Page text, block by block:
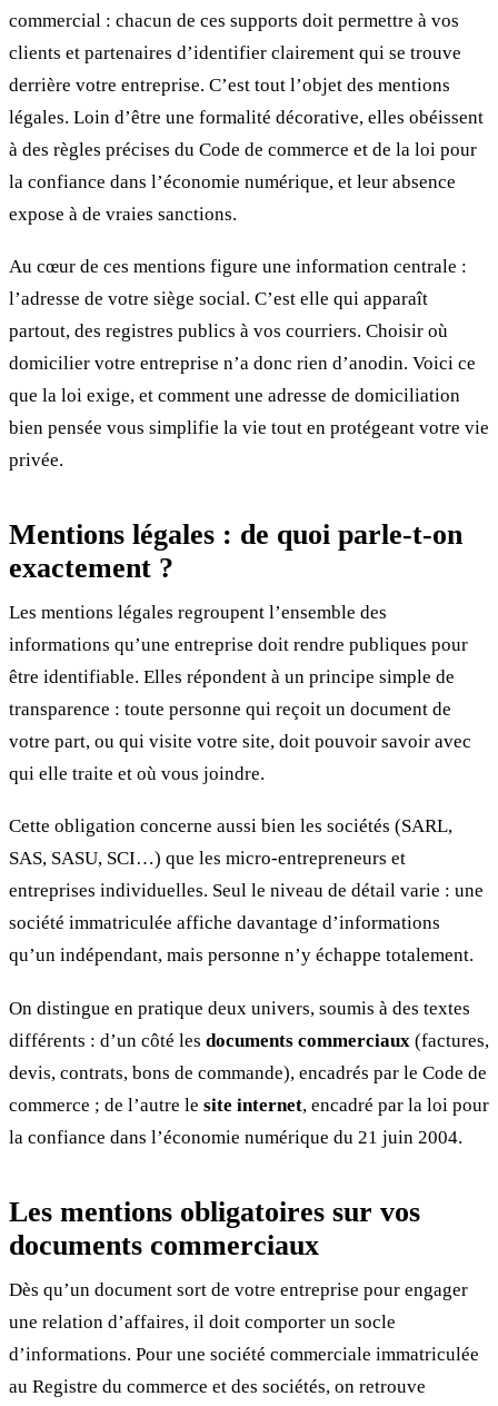
commercial : chacun de ces supports doit permettre à vos
clients et partenaires d’identifier clairement qui se trouve
derrière votre entreprise. C’est tout l’objet des mentions
légales. Loin d’être une formalité décorative, elles obéissent
à des règles précises du Code de commerce et de la loi pour
la confiance dans l’économie numérique, et leur absence
expose à de vraies sanctions.
Au cœur de ces mentions figure une information centrale :
l’adresse de votre siège social. C’est elle qui apparaît
partout, des registres publics à vos courriers. Choisir où
domicilier votre entreprise n’a donc rien d’anodin. Voici ce
que la loi exige, et comment une adresse de domiciliation
bien pensée vous simplifie la vie tout en protégeant votre vie
privée.
Mentions légales : de quoi parle-t-on
exactement ?
Les mentions légales regroupent l’ensemble des
informations qu’une entreprise doit rendre publiques pour
être identifiable. Elles répondent à un principe simple de
transparence : toute personne qui reçoit un document de
votre part, ou qui visite votre site, doit pouvoir savoir avec
qui elle traite et où vous joindre.
Cette obligation concerne aussi bien les sociétés (SARL,
SAS, SASU, SCI…) que les micro-entrepreneurs et
entreprises individuelles. Seul le niveau de détail varie : une
société immatriculée affiche davantage d’informations
qu’un indépendant, mais personne n’y échappe totalement.
On distingue en pratique deux univers, soumis à des textes
différents : d’un côté les documents commerciaux (factures,
devis, contrats, bons de commande), encadrés par le Code de
commerce ; de l’autre le site internet, encadré par la loi pour
la confiance dans l’économie numérique du 21 juin 2004.
Les mentions obligatoires sur vos
documents commerciaux
Dès qu’un document sort de votre entreprise pour engager
une relation d’affaires, il doit comporter un socle
d’informations. Pour une société commerciale immatriculée
au Registre du commerce et des sociétés, on retrouve